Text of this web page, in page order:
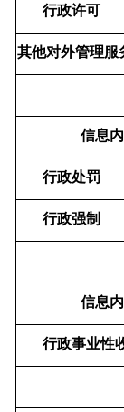
行政许可
其他对外管理服
信息
行政处罚
行政强制
信息
行政事业性